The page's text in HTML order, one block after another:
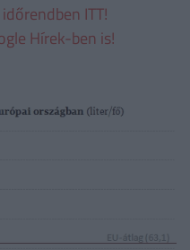
ITT!
Hírek-ben is!